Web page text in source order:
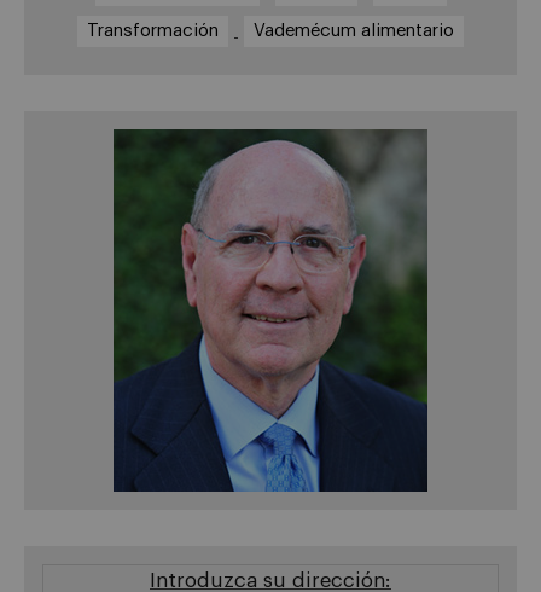
Transformación Vademécum alimentario
Introduzca su dirección: